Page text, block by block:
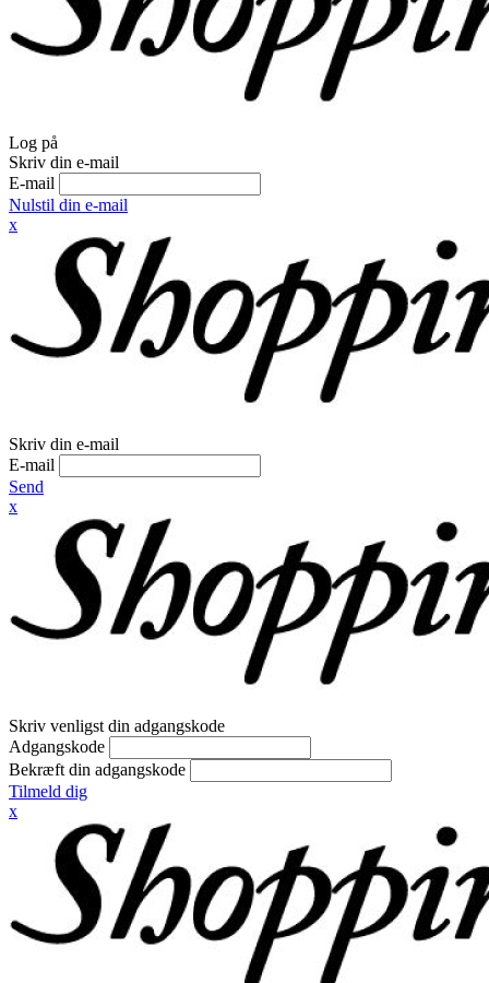
Log på
Skriv din e-mail
E-mail
Nulstil din e-mail
x
Skriv din e-mail
E-mail
Send
x
Skriv venligst din adgangskode
Adgangskode
Bekræft din adgangskode
Tilmeld dig
x